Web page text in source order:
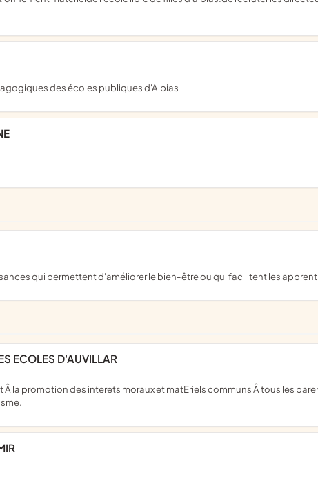
des écoles publiques d'Albias
qui permettent d'améliorer le bien-être ou qui facilitent les
ECOLES D'AUVILLAR